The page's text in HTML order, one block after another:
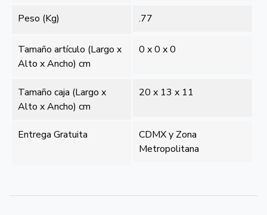
Peso (Kg) .77
Tamaño artículo (Largo x
Alto x Ancho) cm
0 x 0 x 0
Tamaño caja (Largo x
Alto x Ancho) cm
20 x 13 x 11
Entrega Gratuita
CDMX y Zona
Metropolitana